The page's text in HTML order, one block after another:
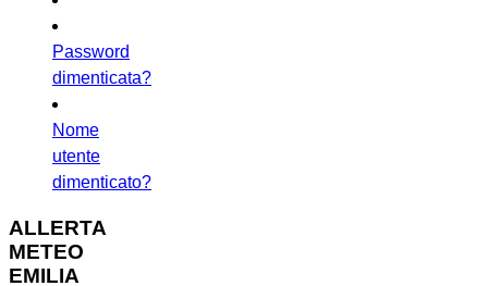
Password
dimenticata?
Nome
utente
dimenticato?
ALLERTA
METEO
EMILIA